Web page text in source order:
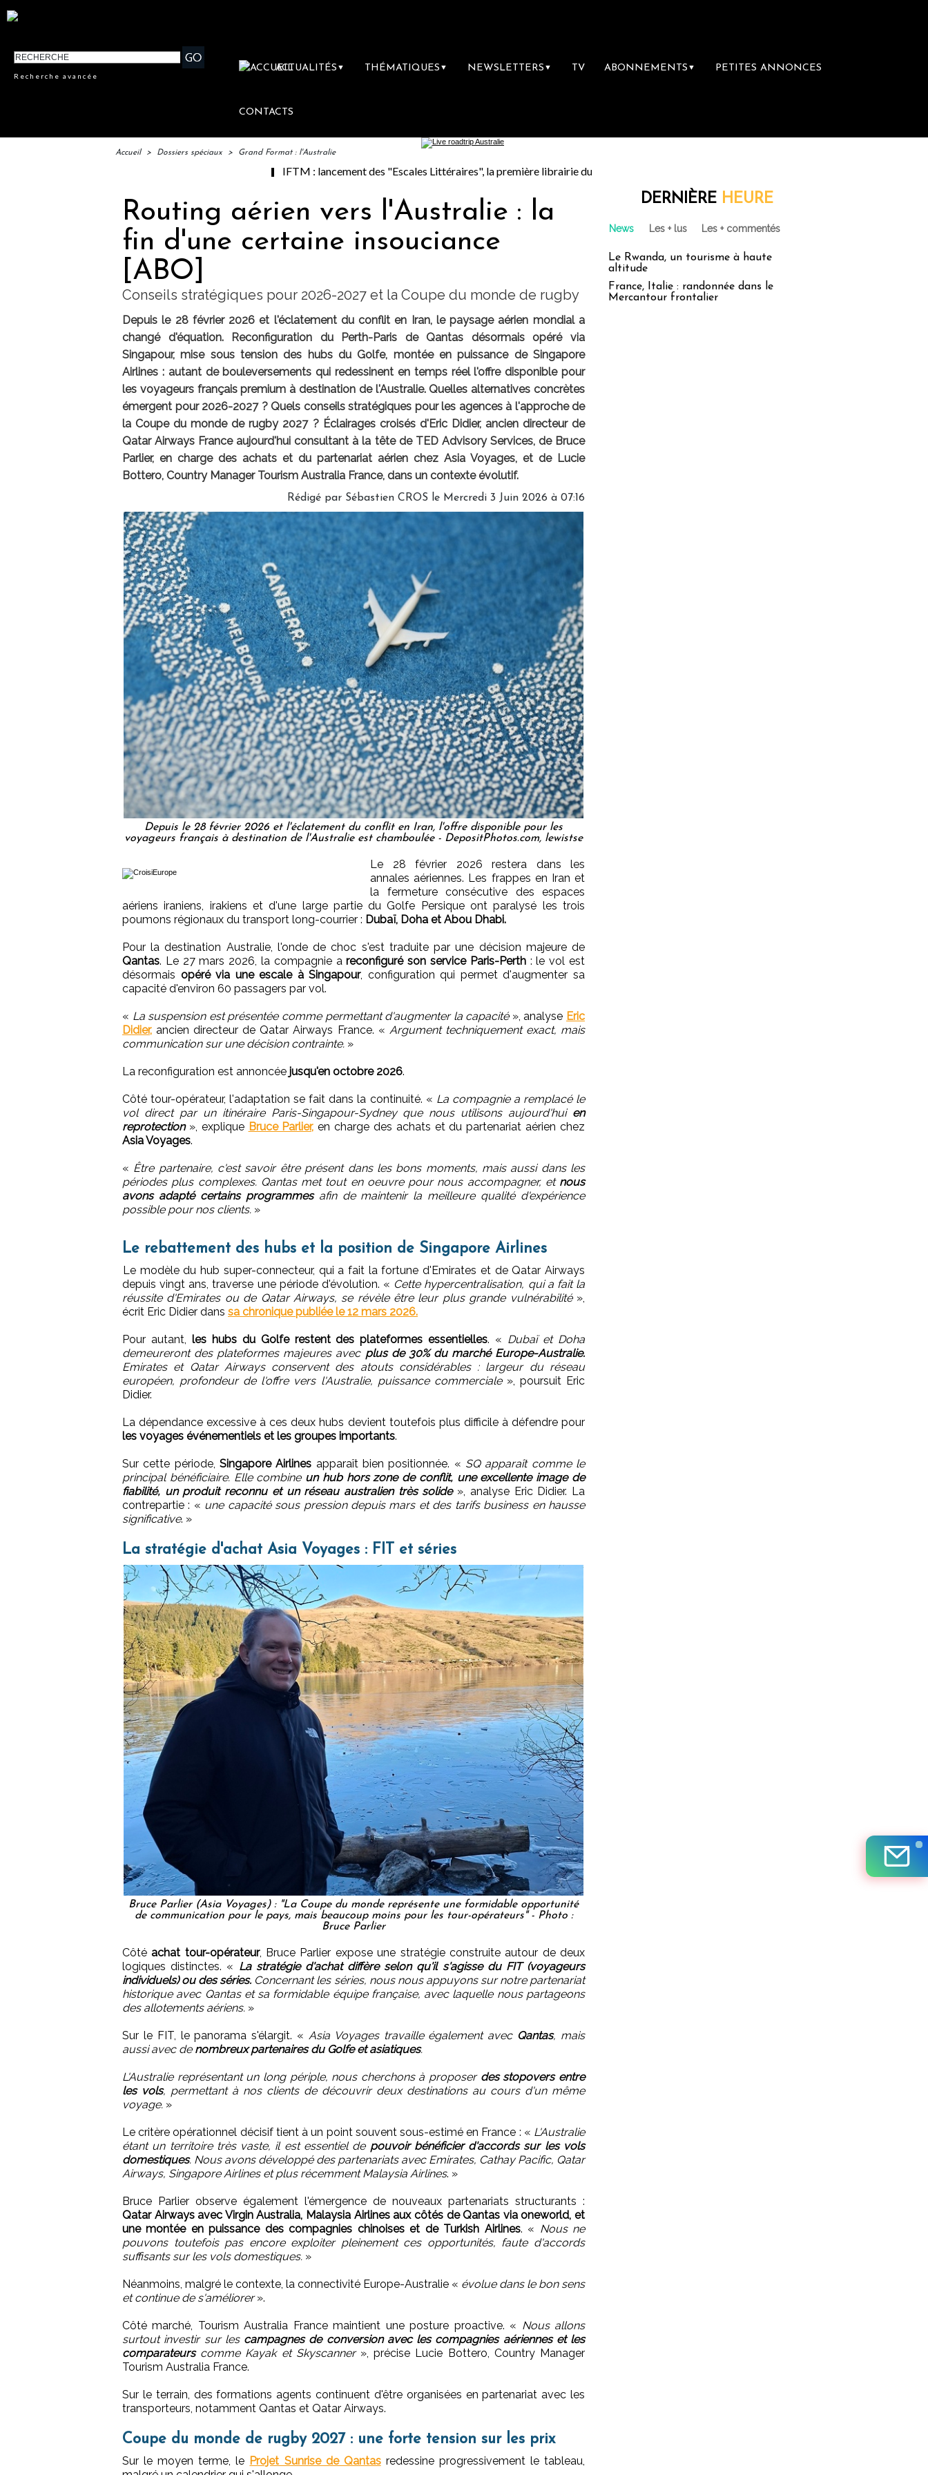
Recherche avancée
ACTUALITÉS ▼ THÉMATIQUES ▼ NEWSLETTERS ▼ TV ABONNEMENTS ▼ PETITES ANNONCES
CONTACTS
Accueil > Dossiers spéciaux > Grand Format : l'Australie
IFTM : lancement des "Escales Littéraires", la première librairie du voyage Le groupe Sainte-Claire rachète Eden Tour
Routing aérien vers l'Australie : la
fin d'une certaine insouciance
[ABO]
Conseils stratégiques pour 2026-2027 et la Coupe du monde de rugby
Depuis le 28 février 2026 et l'éclatement du conflit en Iran, le paysage aérien mondial a
changé d'équation. Reconfiguration du Perth-Paris de Qantas désormais opéré via
Singapour, mise sous tension des hubs du Golfe, montée en puissance de Singapore
Airlines : autant de bouleversements qui redessinent en temps réel l'offre disponible pour
les voyageurs français premium à destination de l'Australie. Quelles alternatives concrètes
émergent pour 2026-2027 ? Quels conseils stratégiques pour les agences à l'approche de
la Coupe du monde de rugby 2027 ? Éclairages croisés d'Eric Didier, ancien directeur de
Qatar Airways France aujourd'hui consultant à la tête de TED Advisory Services, de Bruce
Parlier, en charge des achats et du partenariat aérien chez Asia Voyages, et de Lucie
Bottero, Country Manager Tourism Australia France, dans un contexte évolutif.
Rédigé par Sébastien CROS le Mercredi 3 Juin 2026 à 07:16
Depuis le 28 février 2026 et l'éclatement du conflit en Iran, l'offre disponible pour les
voyageurs français à destination de l'Australie est chamboulée - DepositPhotos.com, lewistse
Le 28 février 2026 restera dans les
annales aériennes. Les frappes en Iran et
la fermeture consécutive des espaces
aériens iraniens, irakiens et d'une large partie du Golfe Persique ont paralysé les trois
poumons régionaux du transport long-courrier : Dubaï, Doha et Abou Dhabi.
Pour la destination Australie, l'onde de choc s'est traduite par une décision majeure de
Qantas. Le 27 mars 2026, la compagnie areconfiguré son service Paris-Perth: le vol est
désormais opéré via une escale à Singapour, configuration qui permet d'augmenter sa
capacité d'environ 60 passagers par vol.
« La suspension est présentée comme permettant d'augmenter la capacité», analyse Eric
Didier, ancien directeur de Qatar Airways France. « Argument techniquement exact, mais
communication sur une décision contrainte. »
La reconfiguration est annoncée jusqu'en octobre 2026.
Côté tour-opérateur, l'adaptation se fait dans la continuité. « La compagnie a remplacé le
vol direct par un itinéraire Paris-Singapour-Sydney que nous utilisons aujourd'hui en
reprotection», explique Bruce Parlier, en charge des achats et du partenariat aérien chez
Asia Voyages.
« Être partenaire, c'est savoir être présent dans les bons moments, mais aussi dans les
périodes plus complexes. Qantas met tout en oeuvre pour nous accompagner, et nous
avons adapté certains programmesafin de maintenir la meilleure qualité d'expérience
possible pour nos clients. »
Le rebattement des hubs et la position de Singapore Airlines
Le modèle du hub super-connecteur, qui a fait la fortune d'Emirates et de Qatar Airways
depuis vingt ans, traverse une période d'évolution. « Cette hypercentralisation, qui a fait la
réussite d'Emirates ou de Qatar Airways, se révèle être leur plus grande vulnérabilité»,
écrit Eric Didier dans sa chronique publiée le 12 mars 2026.
Pour autant, les hubs du Golfe restent des plateformes essentielles. « Dubaï et Doha
demeureront des plateformes majeures avec plus de 30% du marché Europe-Australie.
Emirates et Qatar Airways conservent des atouts considérables : largeur du réseau
européen, profondeur de l'offre vers l'Australie, puissance commerciale», poursuit Eric
Didier.
La dépendance excessive à ces deux hubs devient toutefois plus difficile à défendre pour
les voyages événementiels et les groupes importants.
Sur cette période, Singapore Airlines apparaît bien positionnée. « SQ apparaît comme le
principal bénéficiaire. Elle combine un hub hors zone de conflit, une excellente image de
fiabilité, un produit reconnu et un réseau australien très solide», analyse Eric Didier. La
contrepartie : « une capacité sous pression depuis mars et des tarifs business en hausse
significative. »
La stratégie d'achat Asia Voyages : FIT et séries
Bruce Parlier (Asia Voyages) : "La Coupe du monde représente une formidable opportunité
de communication pour le pays, mais beaucoup moins pour les tour-opérateurs" - Photo :
Bruce Parlier
Côtéachat tour-opérateur, Bruce Parlier expose une stratégie construite autour de deux
logiques distinctes. « La stratégie d'achat diffère selon qu'il s'agisse du FIT (voyageurs
individuels) ou des séries. Concernant les séries, nous nous appuyons sur notre partenariat
historique avec Qantas et sa formidable équipe française, avec laquelle nous partageons
des allotements aériens. »
Sur le FIT, le panorama s'élargit. « Asia Voyages travaille également avec Qantas, mais
aussi avec de nombreux partenaires du Golfe et asiatiques.
L'Australie représentant un long périple, nous cherchons à proposer des stopovers entre
les vols, permettant à nos clients de découvrir deux destinations au cours d'un même
voyage. »
Le critère opérationnel décisif tient à un point souvent sous-estimé en France : « L'Australie
étant un territoire très vaste, il est essentiel de pouvoir bénéficier d'accords sur les vols
domestiques. Nous avons développé des partenariats avec Emirates, Cathay Pacific, Qatar
Airways, Singapore Airlines et plus récemment Malaysia Airlines. »
Bruce Parlier observe également l'émergence de nouveaux partenariats structurants :
Qatar Airways avec Virgin Australia, Malaysia Airlines aux côtés de Qantas via oneworld, et
une montée en puissance des compagnies chinoises et de Turkish Airlines. « Nous ne
pouvons toutefois pas encore exploiter pleinement ces opportunités, faute d'accords
suffisants sur les vols domestiques. »
Néanmoins, malgré le contexte, la connectivité Europe-Australie « évolue dans le bon sens
et continue de s'améliorer».
Côté marché, Tourism Australia France maintient une posture proactive. « Nous allons
surtout investir sur les campagnes de conversion avec les compagnies aériennes et les
comparateurscomme Kayak et Skyscanner», précise Lucie Bottero, Country Manager
Tourism Australia France.
Sur le terrain, des formations agents continuent d'être organisées en partenariat avec les
transporteurs, notamment Qantas et Qatar Airways.
Coupe du monde de rugby 2027 : une forte tension sur les prix
Sur le moyen terme, le Projet Sunrise de Qantasredessine progressivement le tableau,
DERNIÈRE HEURE
News Les + lus Les + commentés
Le Rwanda, un tourisme à haute
altitude
France, Italie : randonnée dans le
Mercantour frontalier